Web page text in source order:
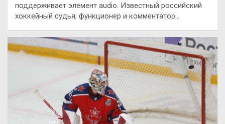
поддерживает элемент audio. Известный российский
хоккейный судья, функционер и комментатор…